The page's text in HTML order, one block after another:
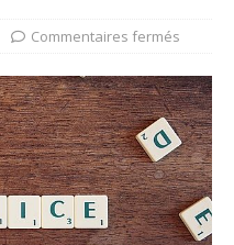
Commentaires fermés